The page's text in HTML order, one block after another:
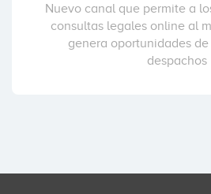
Nuevo canal que permite a
consultas legales online al
genera oportunidades
despachos